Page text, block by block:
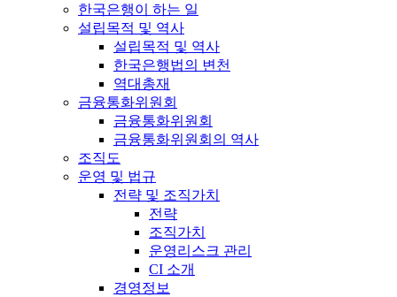
한국은행이 하는 일
설립목적 및 역사
설립목적 및 역사
한국은행법의 변천
역대총재
금융통화위원회
금융통화위원회
금융통화위원회의 역사
조직도
운영 및 법규
전략 및 조직가치
전략
조직가치
운영리스크 관리
CI 소개
경영정보